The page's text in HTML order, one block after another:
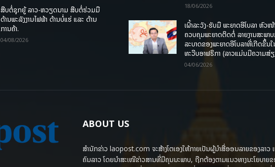
ສືບຕໍ່ຊຸກຍູ້ ລາວ-ຫວຽດນາມ ສືບຕໍ່ຮ່ວມມື
ດ້ານພະລັງງານໄຟຟ້າ ດ້ານບໍ່ແຮ່ ແລະ ດ້ານ
ການຄ້າ.
04/08/2026
18/06/2026
ເຝົ້າລະວັງ-ຮັບມື ພະຍາດອີໂບລາ ຫົວ
ຄວບຄຸມພະຍາດຕິດຕໍ່ ລາຍງານສະພາ
ລະບາດຂອງພະຍາດອີໂບລາທີ່ເກີດຂຶ້ນໃ
ທະວີບອາຟຣິກາ (ລາວແມ່ນມີຄວາມສ່ຽ
04/06/2026
ABOUT US
ສຳນັກຂ່າວ laopost.com ຈະສ້າງໂຕເອງໃຫ້ກາຍເປັນຜູ້ນຳສື່ອອນລາຍຂອງລາວ
ຄົນລາວ ໂດຍນຳສະເໜີຂ່າວສານທີ່ມີຄຸນນະພາບ, ຖືກຕ້ອງຕາມແນວທາງນະໂຍບາຍຂ